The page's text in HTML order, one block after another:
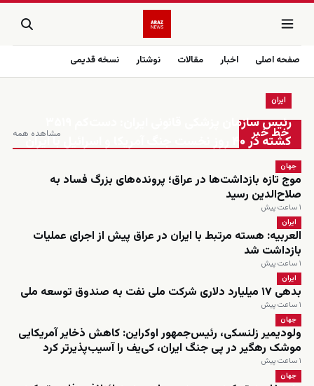
صفحه اصلی اخبار مقالات نوشتار نسخه قدیمی
زنده
خط خبر مشاهده همه
ایران
کشته در ۴۰ روز نخست جنگ آمریکا و اسرائیل با ایران
جهان
موج تازه بازداشت‌ها در عراق؛ پرونده‌های بزرگ فساد به
صلاح‌الدین رسید
۱ ساعت پیش
ایران
العربیه: هسته مرتبط با ایران در عراق پیش از اجرای عملیات
بازداشت شد
۱ ساعت پیش
ایران
بدهی ۱۷ میلیارد دلاری شرکت ملی نفت به صندوق توسعه ملی
۱ ساعت پیش
جهان
ولودیمیر زلنسکی، رئیس‌جمهور اوکراین: کاهش ذخایر آمریکایی
موشک رهگیر در پی جنگ ایران، کی‌یف را آسیب‌پذیرتر کرد
۱ ساعت پیش
جهان